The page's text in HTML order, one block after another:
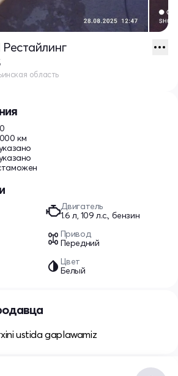
км
Двигатель
1.6 л, 109 л.с., бензин
Привод
Передний
Цвет
Белый
область
ustida gaplawamiz